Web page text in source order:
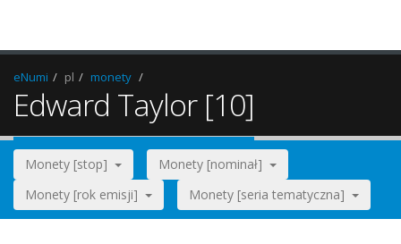
eNumi pl monety
Edward Taylor [10]
Monety [stop]
Monety [nominał]
Monety [rok emisji]
Monety [seria tematyczna]